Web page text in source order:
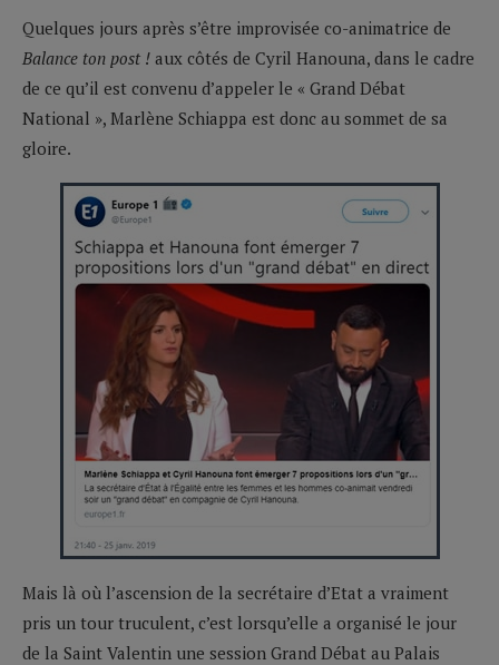
Quelques jours après s’être improvisée co-animatrice de
Balance ton post ! aux côtés de Cyril Hanouna, dans le cadre
de ce qu’il est convenu d’appeler le « Grand Débat
National », Marlène Schiappa est donc au sommet de sa
gloire.
Mais là où l’ascension de la secrétaire d’Etat a vraiment
pris un tour truculent, c’est lorsqu’elle a organisé le jour
de la Saint Valentin une session Grand Débat au Palais